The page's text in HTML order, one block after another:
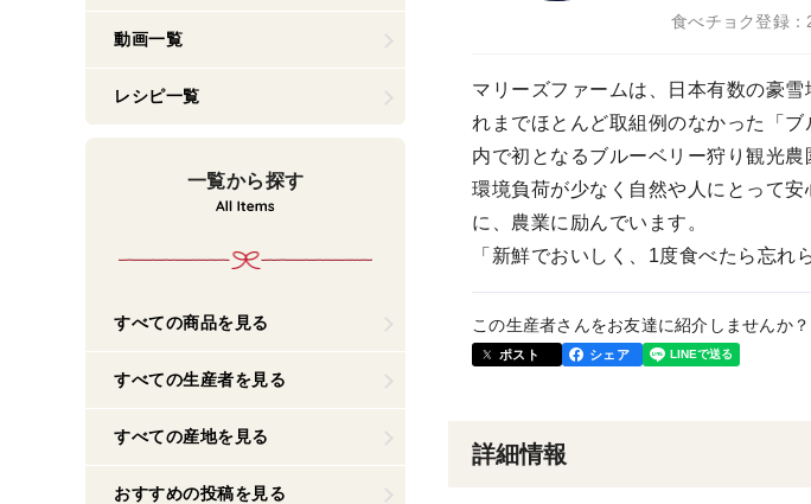
食べチョク登録：
マリーズファームは、日本有数の豪
れまでほとんど取組例のなかった「
内で初となるブルーベリー狩り観光農
環境負荷が少なく自然や人にとって
に、農業に励んでいます。
「新鮮でおいしく、1度食べたら忘れ
この生産者さんをお友達に紹介しませんか？
ポスト シェア
詳細情報
動画一覧
レシピ一覧
一覧から探す
すべての商品を見る
すべての生産者を見る
すべての産地を見る
おすすめの投稿を見る